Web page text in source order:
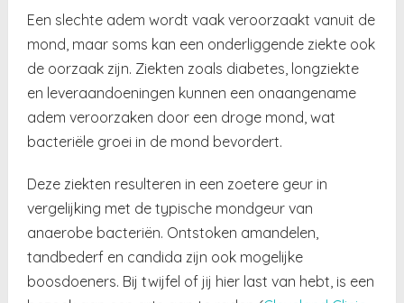
Een slechte adem wordt vaak veroorzaakt vanuit de
mond, maar soms kan een onderliggende ziekte ook
de oorzaak zijn. Ziekten zoals diabetes, longziekte
en leveraandoeningen kunnen een onaangename
adem veroorzaken door een droge mond, wat
bacteriële groei in de mond bevordert.
Deze ziekten resulteren in een zoetere geur in
vergelijking met de typische mondgeur van
anaerobe bacteriën. Ontstoken amandelen,
tandbederf en candida zijn ook mogelijke
boosdoeners. Bij twijfel of jij hier last van hebt, is een